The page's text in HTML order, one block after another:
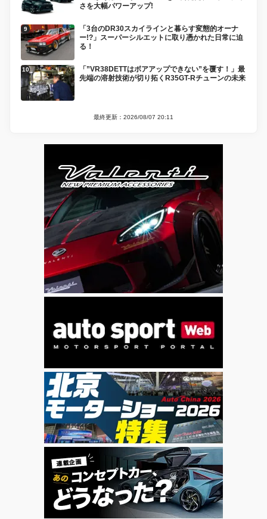
さを大幅パワーアップ!
「3台のDR30スカイラインと暮らす変態的オーナ
ー!?」スーパーシルエットに取り憑かれた日常に迫
る！
「”VR38DETTはボアアップできない”を覆す！」最
先端の溶射技術が切り拓くR35GT-Rチューンの未来
最終更新：2026/08/07 20:11